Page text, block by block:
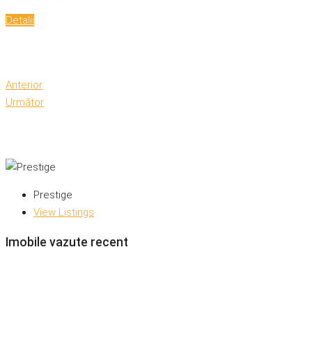
Detalii
Anterior
Următor
Prestige
View Listings
Imobile vazute recent